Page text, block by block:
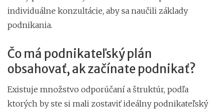
individuálne konzultácie, aby sa naučili základy
podnikania.
Čo má podnikateľský plán
obsahovať, ak začínate podnikať?
Existuje množstvo odporúčaní a štruktúr, podľa
ktorých by ste si mali zostaviť ideálny podnikateľský